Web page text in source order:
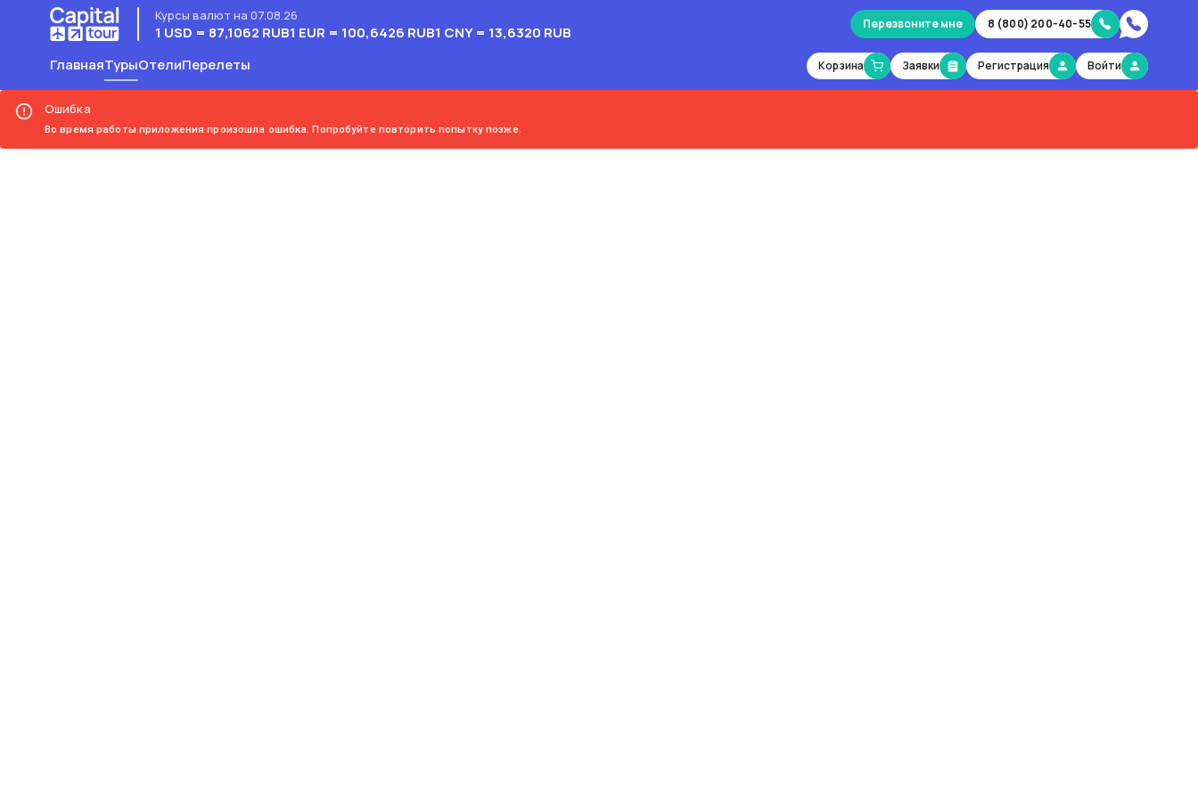
Курсы валют на 07.08.26
1 USD = 87,1062 RUB1 EUR = 100,6426 RUB1 CNY = 13,6320 RUB Перезвоните мне 8 (800) 200-40-55
ГлавнаяТурыОтелиПерелеты Корзина Заявки Регистрация Войти
Ошибка
Во время работы приложения произошла ошибка. Попробуйте повторить попытку позже.